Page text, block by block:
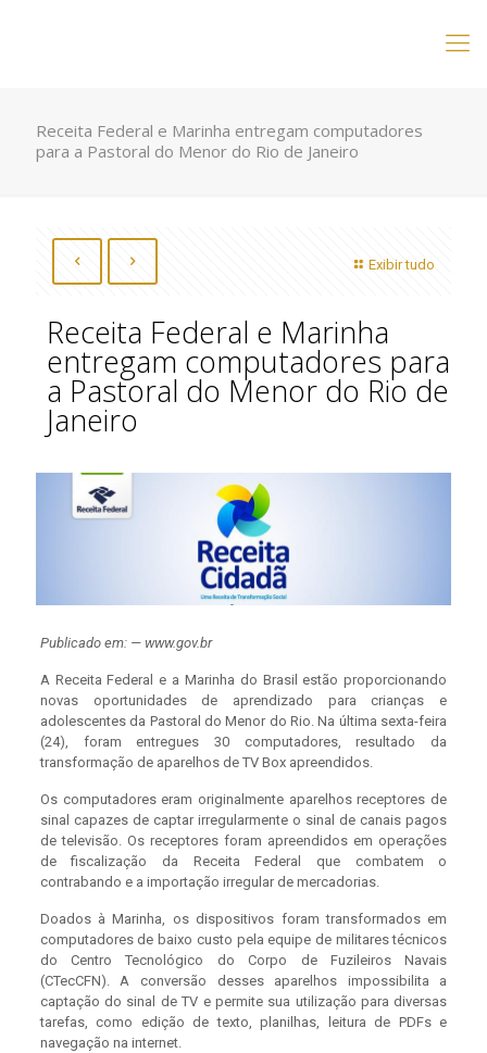
Receita Federal e Marinha entregam computadores
para a Pastoral do Menor do Rio de Janeiro
Exibir tudo
Receita Federal e Marinha
entregam computadores para
a Pastoral do Menor do Rio de
Janeiro
Publicado em: — www.gov.br
A Receita Federal e a Marinha do Brasil estão proporcionando
novas oportunidades de aprendizado para crianças e
adolescentes da Pastoral do Menor do Rio. Na última sexta-feira
(24), foram entregues 30 computadores, resultado da
transformação de aparelhos de TV Box apreendidos.
Os computadores eram originalmente aparelhos receptores de
sinal capazes de captar irregularmente o sinal de canais pagos
de televisão. Os receptores foram apreendidos em operações
de fiscalização da Receita Federal que combatem o
contrabando e a importação irregular de mercadorias.
Doados à Marinha, os dispositivos foram transformados em
computadores de baixo custo pela equipe de militares técnicos
do Centro Tecnológico do Corpo de Fuzileiros Navais
(CTecCFN). A conversão desses aparelhos impossibilita a
captação do sinal de TV e permite sua utilização para diversas
tarefas, como edição de texto, planilhas, leitura de PDFs e
navegação na internet.